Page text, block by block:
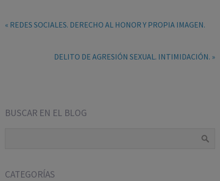
« REDES SOCIALES. DERECHO AL HONOR Y PROPIA IMAGEN.
DELITO DE AGRESIÓN SEXUAL. INTIMIDACIÓN. »
BUSCAR EN EL BLOG
CATEGORÍAS